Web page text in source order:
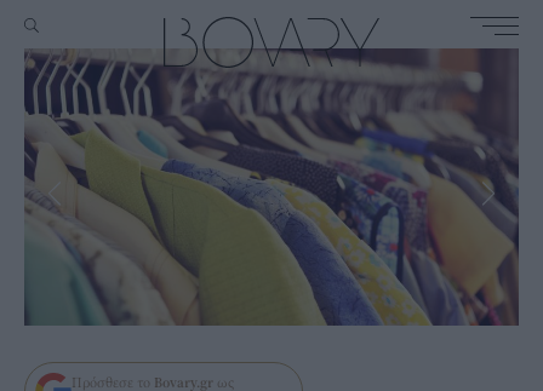
Πρόσθεσε το Bovary.gr ως